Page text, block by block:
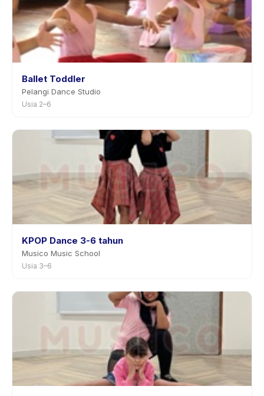
Ballet Toddler
Pelangi Dance Studio
Usia 2–6
KPOP Dance 3-6 tahun
Musico Music School
Usia 3–6